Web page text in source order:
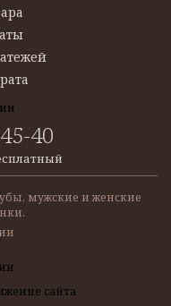
40
мужские и женские